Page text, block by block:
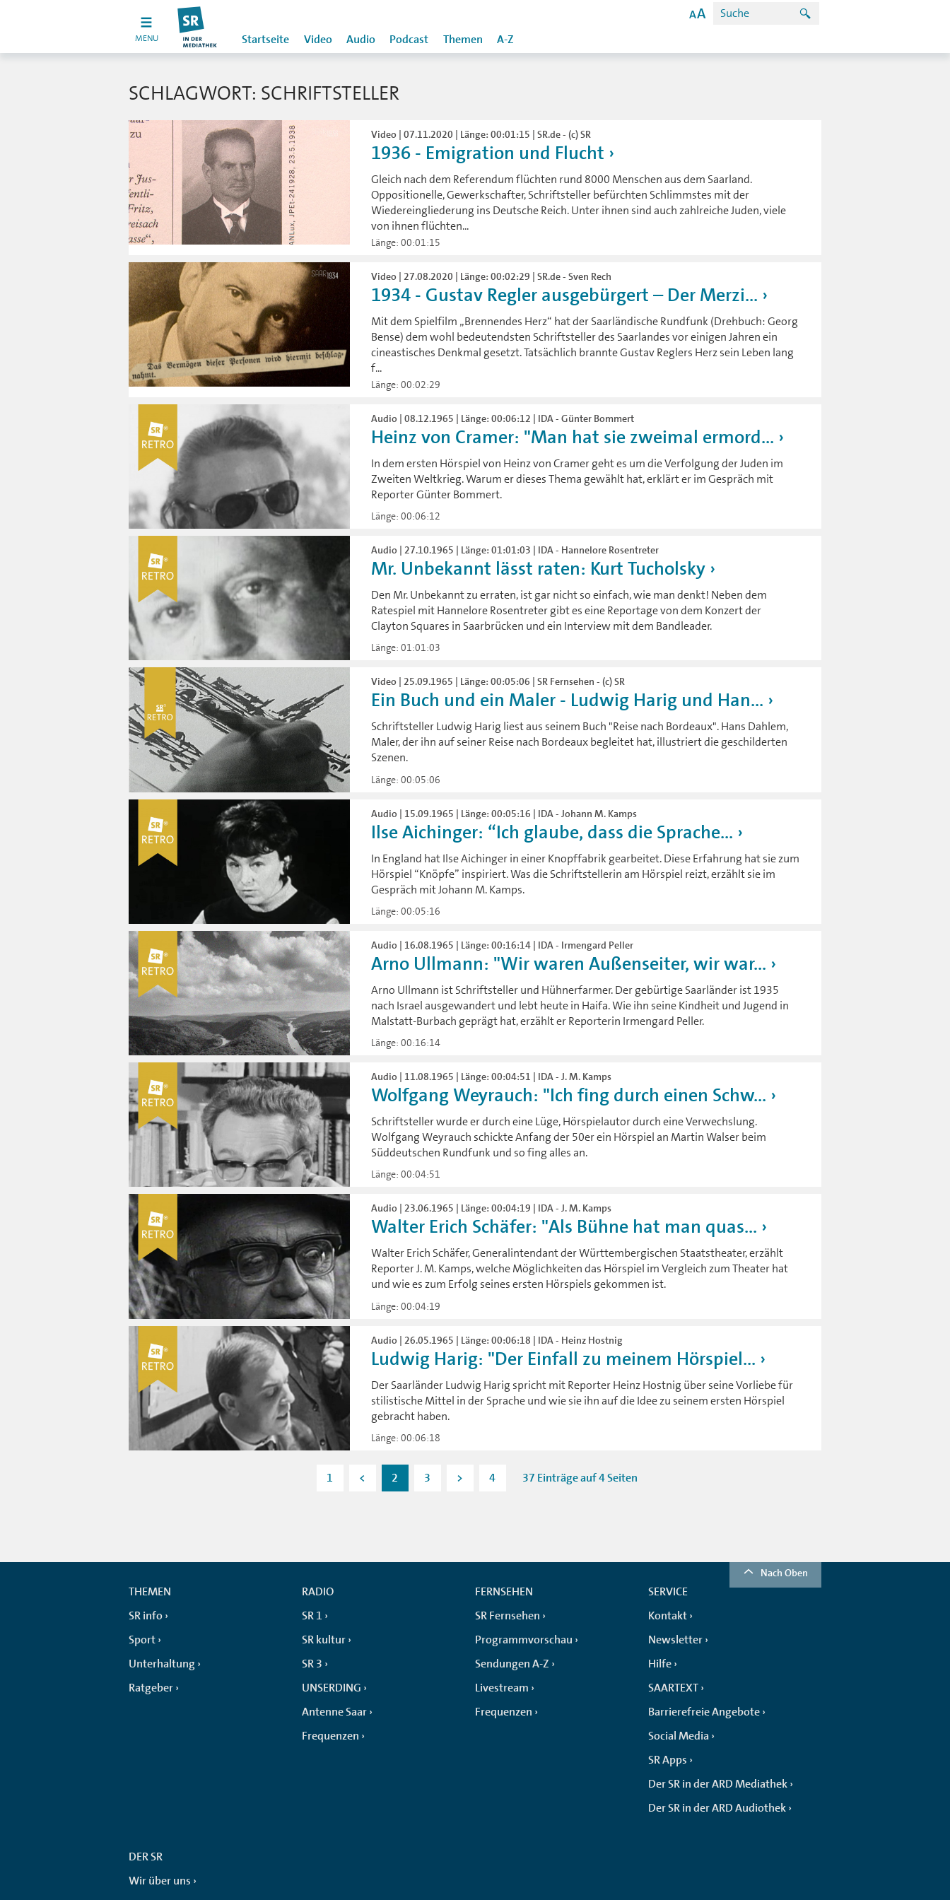
MENU Startseite Video Audio Podcast Themen A-Z
SCHLAGWORT: SCHRIFTSTELLER
Video | 07.11.2020 | Länge: 00:01:15 | SR.de - (c) SR
1936 - Emigration und Flucht
Gleich nach dem Referendum flüchten rund 8000 Menschen aus dem Saarland.
Oppositionelle, Gewerkschafter, Schriftsteller befürchten Schlimmstes mit der
Wiedereingliederung ins Deutsche Reich. Unter ihnen sind auch zahlreiche Juden, viele
von ihnen flüchten...
Länge: 00:01:15
Video | 27.08.2020 | Länge: 00:02:29 | SR.de - Sven Rech
1934 - Gustav Regler ausgebürgert – Der Merzi...
Mit dem Spielfilm „Brennendes Herz“ hat der Saarländische Rundfunk (Drehbuch: Georg
Bense) dem wohl bedeutendsten Schriftsteller des Saarlandes vor einigen Jahren ein
cineastisches Denkmal gesetzt. Tatsächlich brannte Gustav Reglers Herz sein Leben lang
f...
Länge: 00:02:29
Audio | 08.12.1965 | Länge: 00:06:12 | IDA - Günter Bommert
Heinz von Cramer: "Man hat sie zweimal ermord...
In dem ersten Hörspiel von Heinz von Cramer geht es um die Verfolgung der Juden im
Zweiten Weltkrieg. Warum er dieses Thema gewählt hat, erklärt er im Gespräch mit
Reporter Günter Bommert.
Länge: 00:06:12
Audio | 27.10.1965 | Länge: 01:01:03 | IDA - Hannelore Rosentreter
Mr. Unbekannt lässt raten: Kurt Tucholsky
Den Mr. Unbekannt zu erraten, ist gar nicht so einfach, wie man denkt! Neben dem
Ratespiel mit Hannelore Rosentreter gibt es eine Reportage von dem Konzert der
Clayton Squares in Saarbrücken und ein Interview mit dem Bandleader.
Länge: 01:01:03
Video | 25.09.1965 | Länge: 00:05:06 | SR Fernsehen - (c) SR
Ein Buch und ein Maler - Ludwig Harig und Han...
Schriftsteller Ludwig Harig liest aus seinem Buch "Reise nach Bordeaux". Hans Dahlem,
Maler, der ihn auf seiner Reise nach Bordeaux begleitet hat, illustriert die geschilderten
Szenen.
Länge: 00:05:06
Audio | 15.09.1965 | Länge: 00:05:16 | IDA - Johann M. Kamps
Ilse Aichinger: “Ich glaube, dass die Sprache...
In England hat Ilse Aichinger in einer Knopffabrik gearbeitet. Diese Erfahrung hat sie zum
Hörspiel “Knöpfe” inspiriert. Was die Schriftstellerin am Hörspiel reizt, erzählt sie im
Gespräch mit Johann M. Kamps.
Länge: 00:05:16
Audio | 16.08.1965 | Länge: 00:16:14 | IDA - Irmengard Peller
Arno Ullmann: "Wir waren Außenseiter, wir war...
Arno Ullmann ist Schriftsteller und Hühnerfarmer. Der gebürtige Saarländer ist 1935
nach Israel ausgewandert und lebt heute in Haifa. Wie ihn seine Kindheit und Jugend in
Malstatt-Burbach geprägt hat, erzählt er Reporterin Irmengard Peller.
Länge: 00:16:14
Audio | 11.08.1965 | Länge: 00:04:51 | IDA - J. M. Kamps
Wolfgang Weyrauch: "Ich fing durch einen Schw...
Schriftsteller wurde er durch eine Lüge, Hörspielautor durch eine Verwechslung.
Wolfgang Weyrauch schickte Anfang der 50er ein Hörspiel an Martin Walser beim
Süddeutschen Rundfunk und so fing alles an.
Länge: 00:04:51
Audio | 23.06.1965 | Länge: 00:04:19 | IDA - J. M. Kamps
Walter Erich Schäfer: "Als Bühne hat man quas...
Walter Erich Schäfer, Generalintendant der Württembergischen Staatstheater, erzählt
Reporter J. M. Kamps, welche Möglichkeiten das Hörspiel im Vergleich zum Theater hat
und wie es zum Erfolg seines ersten Hörspiels gekommen ist.
Länge: 00:04:19
Audio | 26.05.1965 | Länge: 00:06:18 | IDA - Heinz Hostnig
Ludwig Harig: "Der Einfall zu meinem Hörspiel...
Der Saarländer Ludwig Harig spricht mit Reporter Heinz Hostnig über seine Vorliebe für
stilistische Mittel in der Sprache und wie sie ihn auf die Idee zu seinem ersten Hörspiel
gebracht haben.
Länge: 00:06:18
1 < 2 3 > 4 37 Einträge auf 4 Seiten
Nach Oben
THEMEN
SR info
Sport
Unterhaltung
Ratgeber
RADIO
SR 1
SR kultur
SR 3
UNSERDING
Antenne Saar
Frequenzen
FERNSEHEN
SR Fernsehen
Programmvorschau
Sendungen A-Z
Livestream
Frequenzen
SERVICE
Kontakt
Newsletter
Hilfe
SAARTEXT
Barrierefreie Angebote
Social Media
SR Apps
Der SR in der ARD Mediathek
Der SR in der ARD Audiothek
DER SR
Wir über uns